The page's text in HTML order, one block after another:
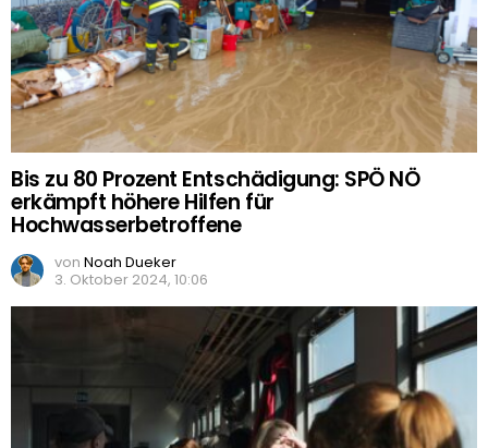
Bis zu 80 Prozent Entschädigung: SPÖ NÖ
erkämpft höhere Hilfen für
Hochwasserbetroffene
von Noah Dueker
3. Oktober 2024, 10:06